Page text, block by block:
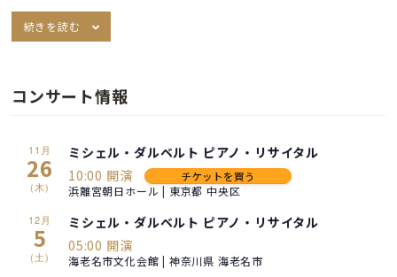
続きを読む
コンサート情報
11月
26
(木)
ミシェル・ダルベルト ピアノ・リサイタル
10:00 開演
チケットを買う
浜離宮朝日ホール | 東京都 中央区
12月
5
(土)
ミシェル・ダルベルト ピアノ・リサイタル
05:00 開演
海老名市文化会館 | 神奈川県 海老名市